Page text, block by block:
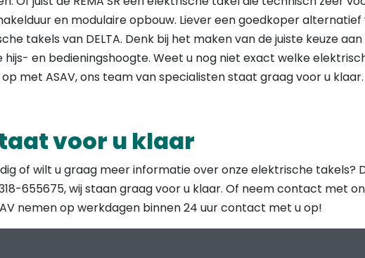
en modulaire opbouw. Liever een goedkoper
takels van DELTA. Denk bij het maken van de juiste keuze
hijs- en bedieningshoogte. Weet u nog niet exact welke
met ASAV, ons team van specialisten staat graag voor u klaar.
voor u klaar
of wilt u graag meer informatie over onze elektrische takels?
655675, wij staan graag voor u klaar. Of neem contact met
nemen op werkdagen binnen 24 uur contact met u op!